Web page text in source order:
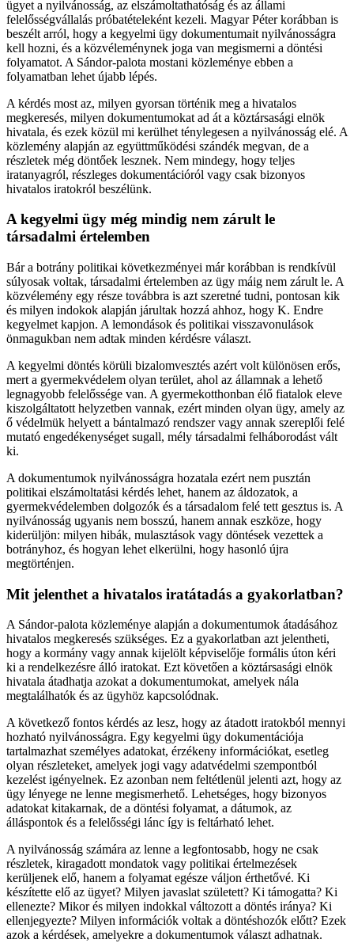
ügyet a nyilvánosság, az elszámoltathatóság és az állami
felelősségvállalás próbatételeként kezeli. Magyar Péter korábban is
beszélt arról, hogy a kegyelmi ügy dokumentumait nyilvánosságra
kell hozni, és a közvéleménynek joga van megismerni a döntési
folyamatot. A Sándor-palota mostani közleménye ebben a
folyamatban lehet újabb lépés.
A kérdés most az, milyen gyorsan történik meg a hivatalos
megkeresés, milyen dokumentumokat ad át a köztársasági elnök
hivatala, és ezek közül mi kerülhet ténylegesen a nyilvánosság elé. A
közlemény alapján az együttműködési szándék megvan, de a
részletek még döntőek lesznek. Nem mindegy, hogy teljes
iratanyagról, részleges dokumentációról vagy csak bizonyos
hivatalos iratokról beszélünk.
A kegyelmi ügy még mindig nem zárult le
társadalmi értelemben
Bár a botrány politikai következményei már korábban is rendkívül
súlyosak voltak, társadalmi értelemben az ügy máig nem zárult le. A
közvélemény egy része továbbra is azt szeretné tudni, pontosan kik
és milyen indokok alapján járultak hozzá ahhoz, hogy K. Endre
kegyelmet kapjon. A lemondások és politikai visszavonulások
önmagukban nem adtak minden kérdésre választ.
A kegyelmi döntés körüli bizalomvesztés azért volt különösen erős,
mert a gyermekvédelem olyan terület, ahol az államnak a lehető
legnagyobb felelőssége van. A gyermekotthonban élő fiatalok eleve
kiszolgáltatott helyzetben vannak, ezért minden olyan ügy, amely az
ő védelmük helyett a bántalmazó rendszer vagy annak szereplői felé
mutató engedékenységet sugall, mély társadalmi felháborodást vált
ki.
A dokumentumok nyilvánosságra hozatala ezért nem pusztán
politikai elszámoltatási kérdés lehet, hanem az áldozatok, a
gyermekvédelemben dolgozók és a társadalom felé tett gesztus is. A
nyilvánosság ugyanis nem bosszú, hanem annak eszköze, hogy
kiderüljön: milyen hibák, mulasztások vagy döntések vezettek a
botrányhoz, és hogyan lehet elkerülni, hogy hasonló újra
megtörténjen.
Mit jelenthet a hivatalos iratátadás a gyakorlatban?
A Sándor-palota közleménye alapján a dokumentumok átadásához
hivatalos megkeresés szükséges. Ez a gyakorlatban azt jelentheti,
hogy a kormány vagy annak kijelölt képviselője formális úton kéri
ki a rendelkezésre álló iratokat. Ezt követően a köztársasági elnök
hivatala átadhatja azokat a dokumentumokat, amelyek nála
megtalálhatók és az ügyhöz kapcsolódnak.
A következő fontos kérdés az lesz, hogy az átadott iratokból mennyi
hozható nyilvánosságra. Egy kegyelmi ügy dokumentációja
tartalmazhat személyes adatokat, érzékeny információkat, esetleg
olyan részleteket, amelyek jogi vagy adatvédelmi szempontból
kezelést igényelnek. Ez azonban nem feltétlenül jelenti azt, hogy az
ügy lényege ne lenne megismerhető. Lehetséges, hogy bizonyos
adatokat kitakarnak, de a döntési folyamat, a dátumok, az
álláspontok és a felelősségi lánc így is feltárható lehet.
A nyilvánosság számára az lenne a legfontosabb, hogy ne csak
részletek, kiragadott mondatok vagy politikai értelmezések
kerüljenek elő, hanem a folyamat egésze váljon érthetővé. Ki
készítette elő az ügyet? Milyen javaslat született? Ki támogatta? Ki
ellenezte? Mikor és milyen indokkal változott a döntés iránya? Ki
ellenjegyezte? Milyen információk voltak a döntéshozók előtt? Ezek
azok a kérdések, amelyekre a dokumentumok választ adhatnak.